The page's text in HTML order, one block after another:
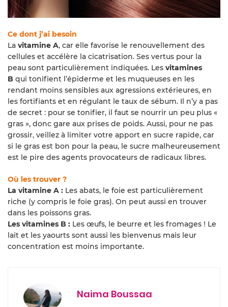
Ce dont j’ai besoin
La vitamine A, car elle favorise le renouvellement des
cellules et accélère la cicatrisation. Ses vertus pour la
peau sont particulièrement indiquées. Les vitamines
B qui tonifient l’épiderme et les muqueuses en les
rendant moins sensibles aux agressions extérieures, en
les fortifiants et en régulant le taux de sébum. Il n’y a pas
de secret : pour se tonifier, il faut se nourrir un peu plus «
gras », donc gare aux prises de poids. Aussi, pour ne pas
grossir, veillez à limiter votre apport en sucre rapide, car
si le gras est bon pour la peau, le sucre malheureusement
est le pire des agents provocateurs de radicaux libres.
Où les trouver ?
La vitamine A : Les abats, le foie est particulièrement
riche (y compris le foie gras). On peut aussi en trouver
dans les poissons gras.
Les vitamines B : Les œufs, le beurre et les fromages ! Le
lait et les yaourts sont aussi les bienvenus mais leur
concentration est moins importante.
Naima Boussaa